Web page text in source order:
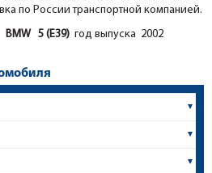
по России транспортной компанией.
BMW 5 (E39) год выпуска 2002